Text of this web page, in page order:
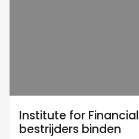
Institute for
bestrijders binden